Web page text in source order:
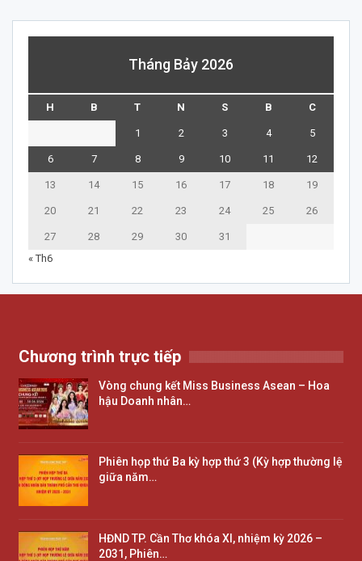
Tháng Bảy 2026
H B T N S B C
1 2 3 4 5
6 7 8 9 10 11 12
13 14 15 16 17 18 19
20 21 22 23 24 25 26
27 28 29 30
31
« Th6
Chương trình trực tiếp
Vòng chung kết Miss Business Asean – Hoa
hậu Doanh nhân…
Phiên họp thứ Ba kỳ hợp thứ 3 (Kỳ hợp thường lệ
giữa năm…
HĐND TP. Cần Thơ khóa XI, nhiệm kỳ 2026 –
2031, Phiên…